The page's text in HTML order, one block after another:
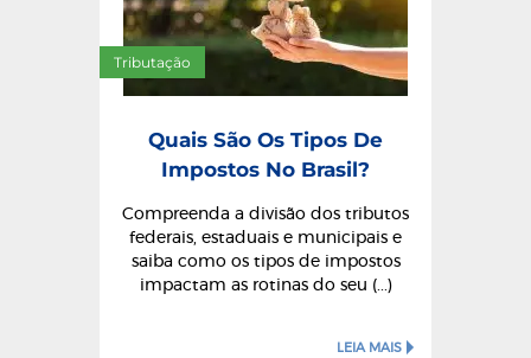
Tributação
Quais São Os Tipos De
Impostos No Brasil?
Compreenda a divisão dos tributos
federais, estaduais e municipais e
saiba como os tipos de impostos
impactam as rotinas do seu (...)
LEIA MAIS